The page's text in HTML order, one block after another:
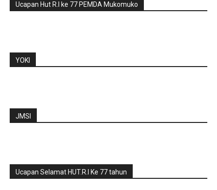
Ucapan Hut R.I ke 77 PEMDA Mukomuko
YOKI
JMSI
Ucapan Selamat HUT.R.I Ke 77 tahun